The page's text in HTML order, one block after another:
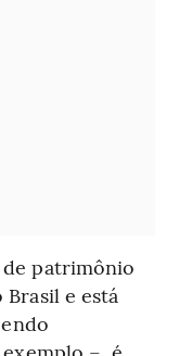
de patrimônio
e está